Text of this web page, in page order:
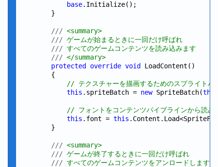
base.Initialize();
        }
/// <summary>
/// ゲームが始まるときに一回だけ呼ばれ
/// すべてのゲームコンテンツを読み込みます
/// </summary>
protected
override void
LoadContent()
        {
// テクスチャーを描画するためのスプライトバ
this .spriteBatch = new SpriteBatch(this
// フォントをコンテンツパイプラインから読み
this .font = this
        }
/// <summary>
/// ゲームが終了するときに一回だけ呼ばれ
/// すべてのゲームコンテンツをアンロードします